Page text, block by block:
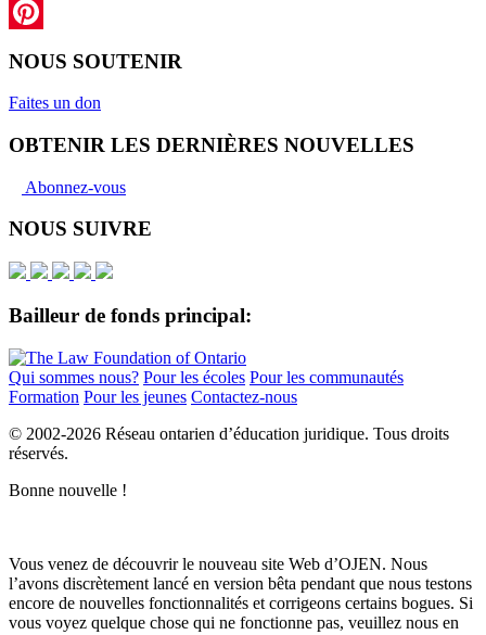
LinkedIn
NOUS SOUTENIR
Faites un don
OBTENIR LES DERNIÈRES NOUVELLES
Abonnez-vous
NOUS SUIVRE
Bailleur de fonds principal:
Qui sommes nous? Pour les écoles Pour les communautés
Formation Pour les jeunes Contactez-nous
© 2002-2026 Réseau ontarien d’éducation juridique. Tous droits
réservés.
Bonne nouvelle !
Vous venez de découvrir le nouveau site Web d’OJEN. Nous
l’avons discrètement lancé en version bêta pendant que nous testons
encore de nouvelles fonctionnalités et corrigeons certains bogues. Si
vous voyez quelque chose qui ne fonctionne pas, veuillez nous en